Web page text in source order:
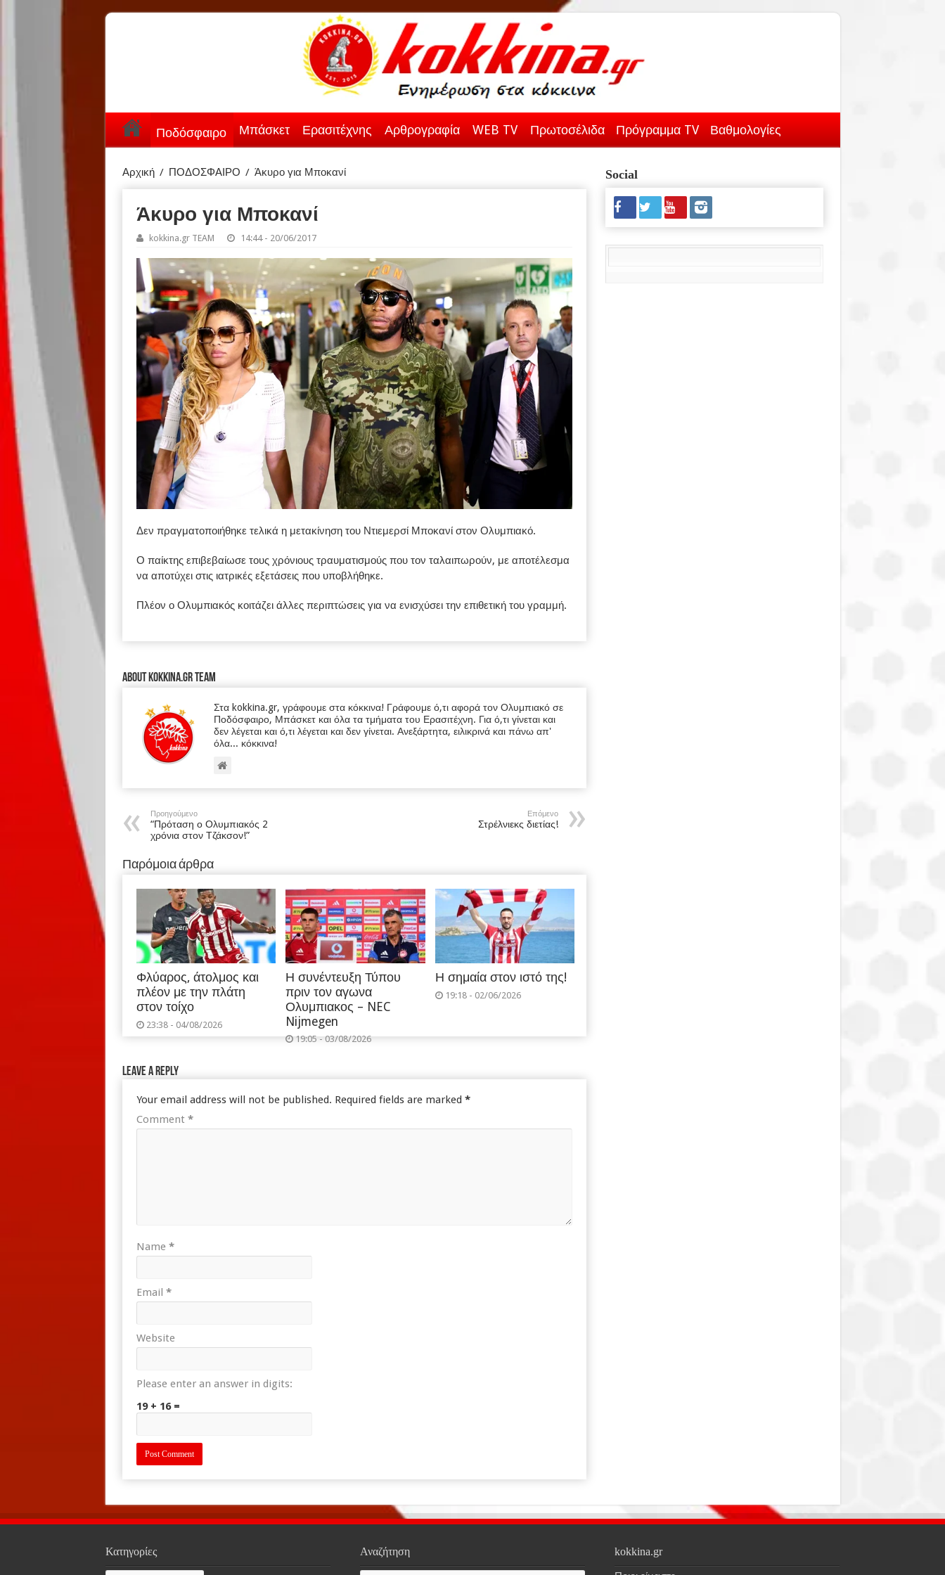
Ποδόσφαιρο Μπάσκετ Ερασιτέχνης Αρθρογραφία WEB TV Πρωτοσέλιδα Πρόγραμμα TV Βαθμολογίες
Αρχική / ΠΟΔΟΣΦΑΙΡΟ / Άκυρο για Μποκανί
Άκυρο για Μποκανί
kokkina.gr TEAM 14:44 - 20/06/2017
Δεν πραγματοποιήθηκε τελικά η μετακίνηση του Ντιεμερσί Μποκανί στον Ολυμπιακό.
Ο παίκτης επιβεβαίωσε τους χρόνιους τραυματισμούς που τον ταλαιπωρούν, με αποτέλεσμα
να αποτύχει στις ιατρικές εξετάσεις που υποβλήθηκε.
Πλέον ο Ολυμπιακός κοιτάζει άλλες περιπτώσεις για να ενισχύσει την επιθετική του γραμμή.
About kokkina.gr TEAM
Στα kokkina.gr, γράφουμε στα κόκκινα! Γράφουμε ό,τι αφορά τον Ολυμπιακό σε
Ποδόσφαιρο, Μπάσκετ και όλα τα τμήματα του Ερασιτέχνη. Για ό,τι γίνεται και
δεν λέγεται και ό,τι λέγεται και δεν γίνεται. Ανεξάρτητα, ειλικρινά και πάνω απ'
όλα... κόκκινα!
Προηγούμενο
“Πρόταση ο Ολυμπιακός 2
χρόνια στον Τζάκσον!”
Επόμενο
Στρέλνιεκς διετίας!
Παρόμοια άρθρα
Φλύαρος, άτολμος και
πλέον με την πλάτη
στον τοίχο
23:38 - 04/08/2026
Η συνέντευξη Τύπου
πριν τον αγωνα
Ολυμπιακος – NEC
Nijmegen
19:05 - 03/08/2026
Η σημαία στον ιστό της!
19:18 - 02/06/2026
Leave a Reply
Your email address will not be published. Required fields are marked *
Comment *
Name *
Email *
Website
Please enter an answer in digits:
19 + 16 =
Social
Κατηγορίες Αναζήτηση kokkina.gr